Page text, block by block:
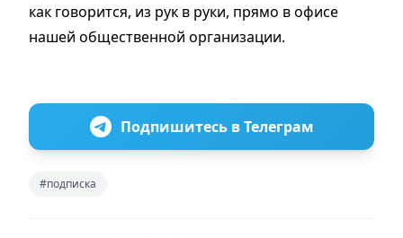
как говорится, из рук в руки, прямо в офисе
нашей общественной организации.
Подпишитесь в Телеграм
#подписка